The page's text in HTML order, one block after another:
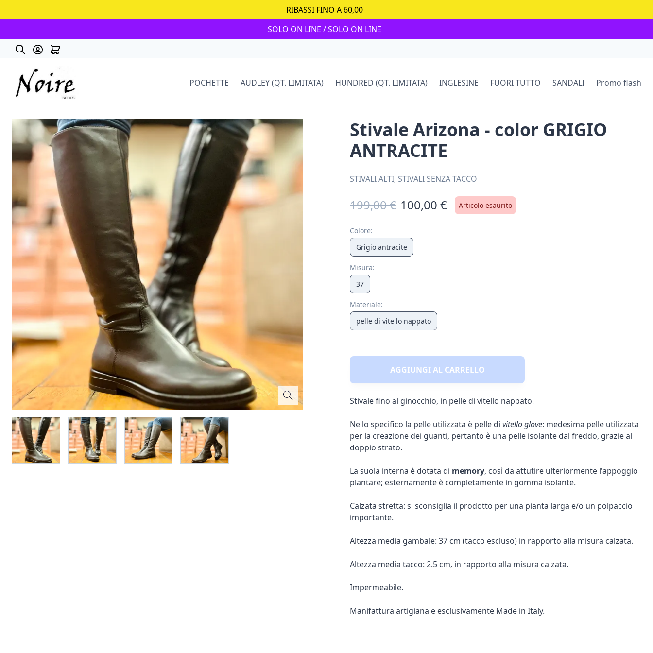
RIBASSI FINO A 60,00
SOLO ON LINE / SOLO ON LINE
POCHETTE AUDLEY (QT. LIMITATA) HUNDRED (QT. LIMITATA) INGLESINE FUORI TUTTO SANDALI Promo flash
Stivale Arizona - color GRIGIO
ANTRACITE
STIVALI ALTI, STIVALI SENZA TACCO
199,00 € 100,00 € Articolo esaurito
Colore:
Grigio antracite
Misura:
37
Materiale:
pelle di vitello nappato
AGGIUNGI AL CARRELLO
Stivale fino al ginocchio, in pelle di vitello nappato.
Nello specifico la pelle utilizzata è pelle di vitello glove: medesima pelle utilizzata
per la creazione dei guanti, pertanto è una pelle isolante dal freddo, grazie al
doppio strato.
La suola interna è dotata di memory, così da attutire ulteriormente l'appoggio
plantare; esternamente è completamente in gomma isolante.
Calzata stretta: si sconsiglia il prodotto per una pianta larga e/o un polpaccio
importante.
Altezza media gambale: 37 cm (tacco escluso) in rapporto alla misura calzata.
Altezza media tacco: 2.5 cm, in rapporto alla misura calzata.
Impermeabile.
Manifattura artigianale esclusivamente Made in Italy.